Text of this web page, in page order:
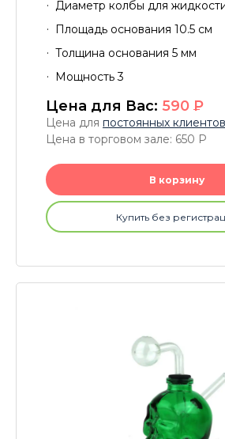
Диаметр колбы для
Площадь основания 10.5 см
Толщина основания 5 мм
Мощность 3
Цена для Вас: 590 P
Цена для постоянных клиентов
Цена в торговом зале: 650 P
В корзину
Купить без